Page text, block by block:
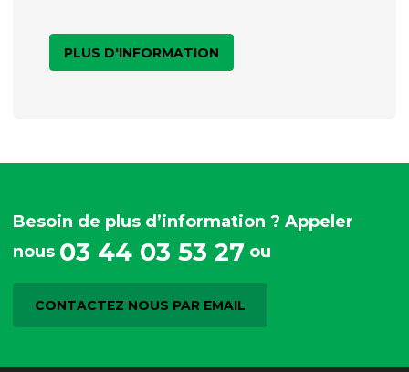
PLUS D'INFORMATION
Besoin de plus d’information ? Appeler
nous 03 44 03 53 27 ou
CONTACTEZ NOUS PAR EMAIL